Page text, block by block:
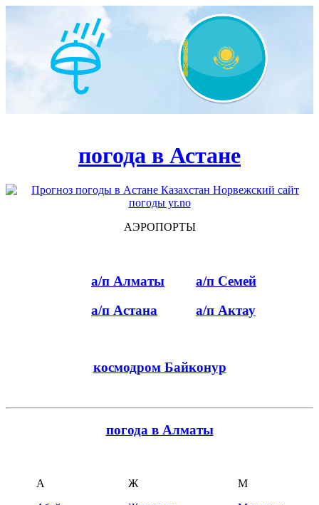
погода в Астане
АЭРОПОРТЫ
а/п Алматы
а/п Астана
а/п Семей
а/п Актау
космодром Байконур
погода в Алматы
А
Ж
М